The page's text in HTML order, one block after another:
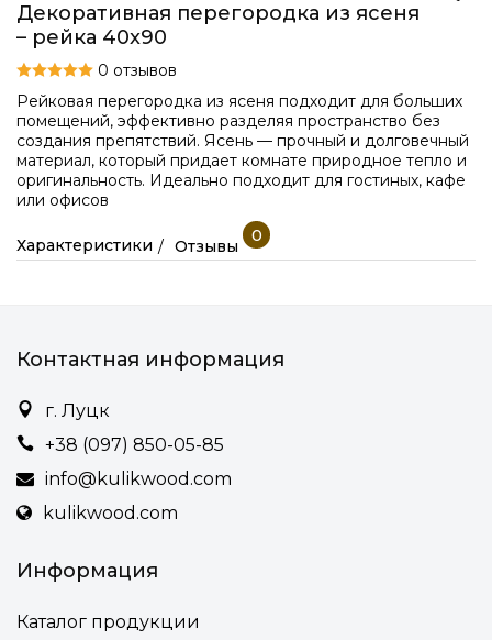
Декоративная перегородка из ясеня
– рейка 40x90
0 отзывов
Рейковая перегородка из ясеня подходит для больших
помещений, эффективно разделяя пространство без
создания препятствий. Ясень — прочный и долговечный
материал, который придает комнате природное тепло и
оригинальность. Идеально подходит для гостиных, кафе
или офисов
Характеристики Отзывы
0
Контактная информация
г. Луцк
+38 (097) 850-05-85
info@kulikwood.com
kulikwood.com
Информация
Каталог продукции